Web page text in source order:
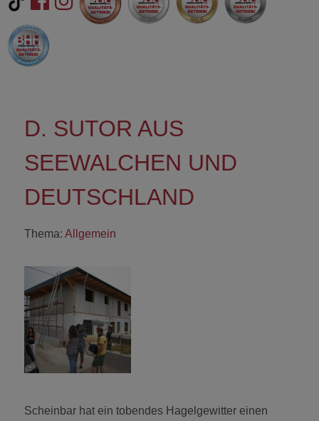
D. SUTOR AUS
SEEWALCHEN UND
DEUTSCHLAND
Thema: Allgemein
Scheinbar hat ein tobendes Hagelgewitter einen